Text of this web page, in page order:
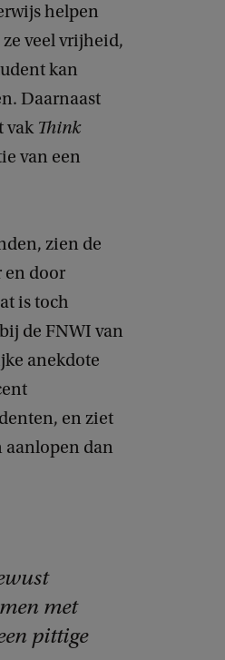
helpen
veel vrijheid,
kan
Daarnaast
vak Think
van een
zien de
en door
is toch
de FNWI van
anekdote
en ziet
aanlopen dan
met
pittige